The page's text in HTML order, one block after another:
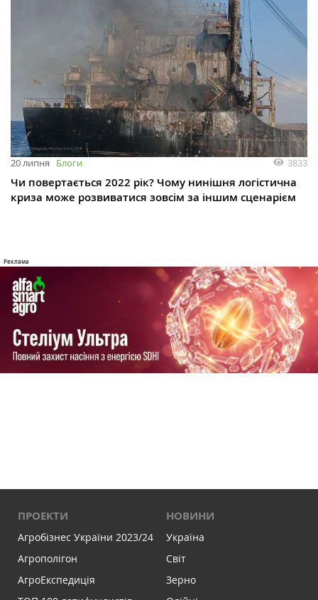
20 липня Блоги 3833
Чи повертається 2022 рік? Чому нинішня логістична
криза може розвиватися зовсім за іншим сценарієм
ПРОЕКТИ
Агробізнес України 2023/24
Агрополігон
АгроЕкспедиція
НОВИНИ
Україна
Світ
Зерно